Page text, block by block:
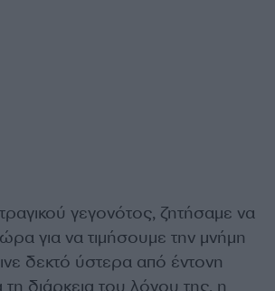
γεγονότος, ζητήσαμε να
για να τιμήσουμε την μνήμη
δεκτό ύστερα από έντονη
διάρκεια του λόγου της, η